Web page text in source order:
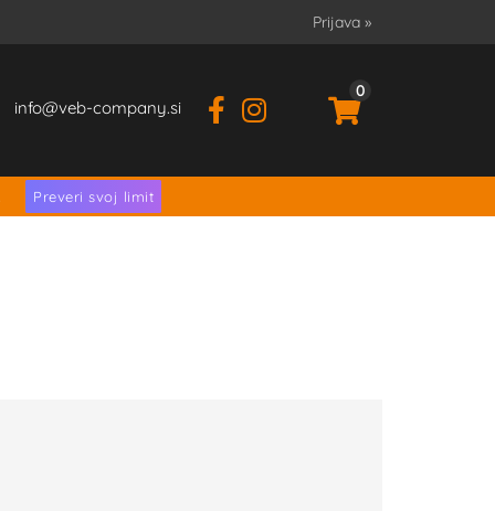
Prijava »
info veb-company.si
0
Preveri svoj limit